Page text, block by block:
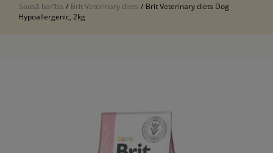
Sausā barība / Brit Veterinary diets / Brit Veterinary diets Dog
Hypoallergenic, 2kg